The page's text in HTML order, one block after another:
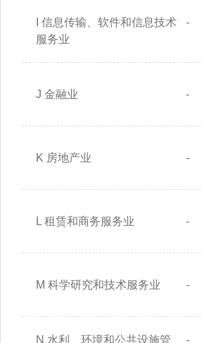
I 信息传输、软件和信息技术
服务业
-
J 金融业 -
K 房地产业 -
L 租赁和商务服务业 -
M 科学研究和技术服务业 -
N 水利、环境和公共设施管 -